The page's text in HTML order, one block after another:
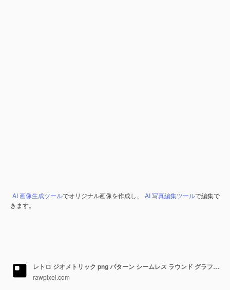
AI 画像生成ツールでオリジナル画像を作成し、 AI 写真編集ツールで編集で
きます。
レトロ ジオメトリック png パターン シームレス ラウンド グラフィック デザイン
rawpixel.com